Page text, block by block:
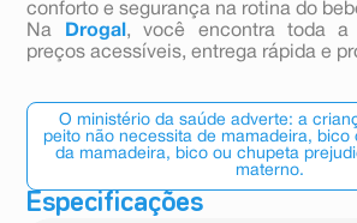
conforto e segurança na rotina do
Na
Drogal , você encontra toda a
preços acessíveis, entrega rápida e
O ministério da saúde adverte: a
peito não necessita de mamadeira, bico
da mamadeira, bico ou chupeta
materno.
Especificações